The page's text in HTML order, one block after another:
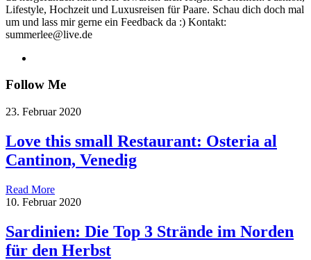
Lifestyle, Hochzeit und Luxusreisen für Paare. Schau dich doch mal
um und lass mir gerne ein Feedback da :) Kontakt:
summerlee@live.de
Follow Me
23. Februar 2020
Love this small Restaurant: Osteria al
Cantinon, Venedig
Read More
10. Februar 2020
Sardinien: Die Top 3 Strände im Norden
für den Herbst